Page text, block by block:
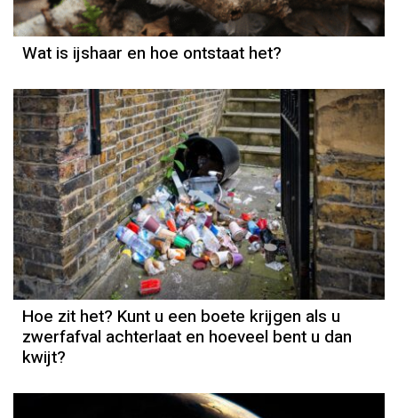
Wat is ijshaar en hoe ontstaat het?
Hoe zit het? Kunt u een boete krijgen als u
zwerfafval achterlaat en hoeveel bent u dan
kwijt?